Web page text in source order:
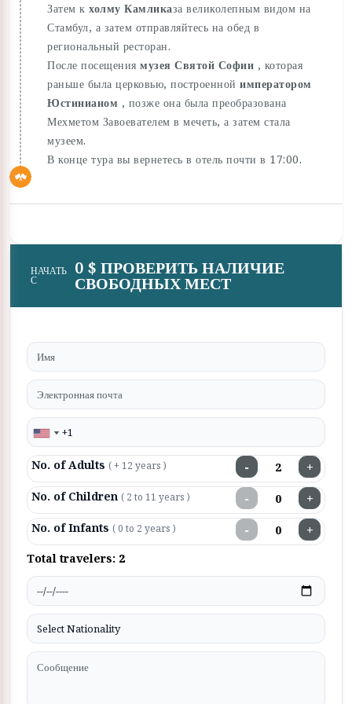
Затем к холму Камликаза великолепным видом на
Стамбул, а затем отправляйтесь на обед в
региональный ресторан.
После посещения музея Святой Софии , которая
раньше была церковью, построенной императором
Юстинианом , позже она была преобразована
Мехметом Завоевателем в мечеть, а затем стала
музеем.
В конце тура вы вернетесь в отель почти в 17:00.
НАЧАТЬ
С
0 $ ПРОВЕРИТЬ НАЛИЧИЕ
СВОБОДНЫХ МЕСТ
No. of Adults ( + 12 years ) − +
No. of Children ( 2 to 11 years ) − +
No. of Infants ( 0 to 2 years ) − +
Total travelers: 2